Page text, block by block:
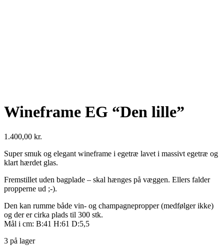
Wineframe EG “Den lille”
1.400,00 kr.
Super smuk og elegant wineframe i egetræ lavet i massivt egetræ og
klart hærdet glas.
Fremstillet uden bagplade – skal hænges på væggen. Ellers falder
propperne ud ;-).
Den kan rumme både vin- og champagnepropper (medfølger ikke)
og der er cirka plads til 300 stk.
Mål i cm: B:41 H:61 D:5,5
3 på lager